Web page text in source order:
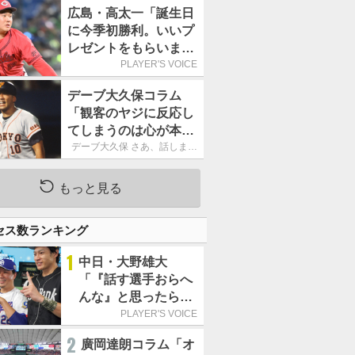
た」／魔球
広島・高太一「誕生日
に今季初勝利。いいプ
レゼントをもらいまし
た」／バースデー星
PLAYER'S VOICE
デーブ大久保コラム
「観客のヤジに反応し
てしまうのは心が本当
に純粋だからなので
デーブ大久保 さあ、話しまし
ょう！
もっと見る
ス数ランキング
1 中日・大野雄大
「『話す選手おらへ
んな』と思ったら坂
本勇人が来た！」／
PLAYER'S VOICE
2 廣岡達朗コラム「オ